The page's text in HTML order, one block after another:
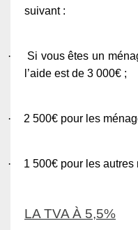
suivant :
·
Si vous êtes un
l’aide est de 3 000€ ;
· 2 500€ pour les
· 1 500€ pour les autres
LA TVA À 5,5%